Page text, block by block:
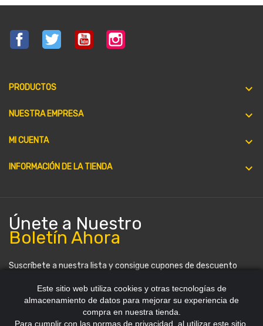
FacebookTwitter YouTube
PRODUCTOS 
NUESTRA EMPRESA 
MI CUENTA 
INFORMACIÓN DE LA TIENDA keyboard_arrow_down
Este sitio web utiliza cookies y otras tecnologías de
almacenamiento de datos para mejorar su experiencia de
compra en nuestra tienda.
Para cumplir con las normas de privacidad, al utilizar este sitio,
Únete a Nuestro
Boletín Ahora
Suscríbete a nuestra lista y consigue cupones de descuento